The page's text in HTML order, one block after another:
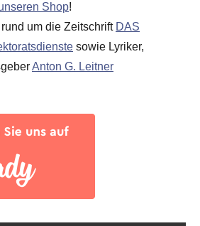
Shop!
um die Zeitschrift DAS
sowie Lyriker,
Anton G. Leitner